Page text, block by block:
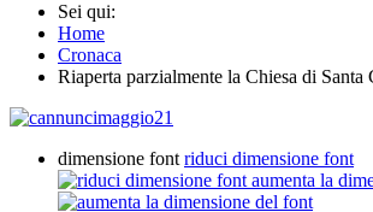
Sei qui:
Home
Cronaca
Riaperta parzialmente la Chiesa di Santa
dimensione font riduci dimensione font
aumenta la